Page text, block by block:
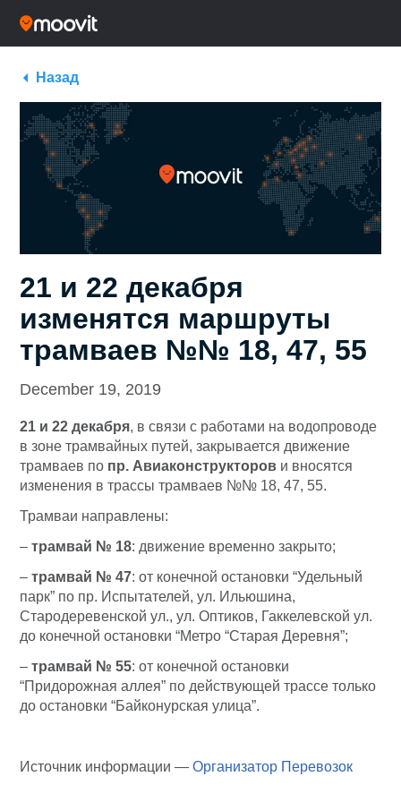
Назад
21 и 22 декабря
изменятся маршруты
трамваев №№ 18, 47, 55
December 19, 2019
21 и 22 декабря, в связи с работами на водопроводе
в зоне трамвайных путей, закрывается движение
трамваев по пр. Авиаконструкторов и вносятся
изменения в трассы трамваев №№ 18, 47, 55.
Трамваи направлены:
– трамвай № 18: движение временно закрыто;
– трамвай № 47: от конечной остановки “Удельный
парк” по пр. Испытателей, ул. Ильюшина,
Стародеревенской ул., ул. Оптиков, Гаккелевской ул.
до конечной остановки “Метро “Старая Деревня”;
– трамвай № 55: от конечной остановки
“Придорожная аллея” по действующей трассе только
до остановки “Байконурская улица”.
Источник информации — Организатор Перевозок